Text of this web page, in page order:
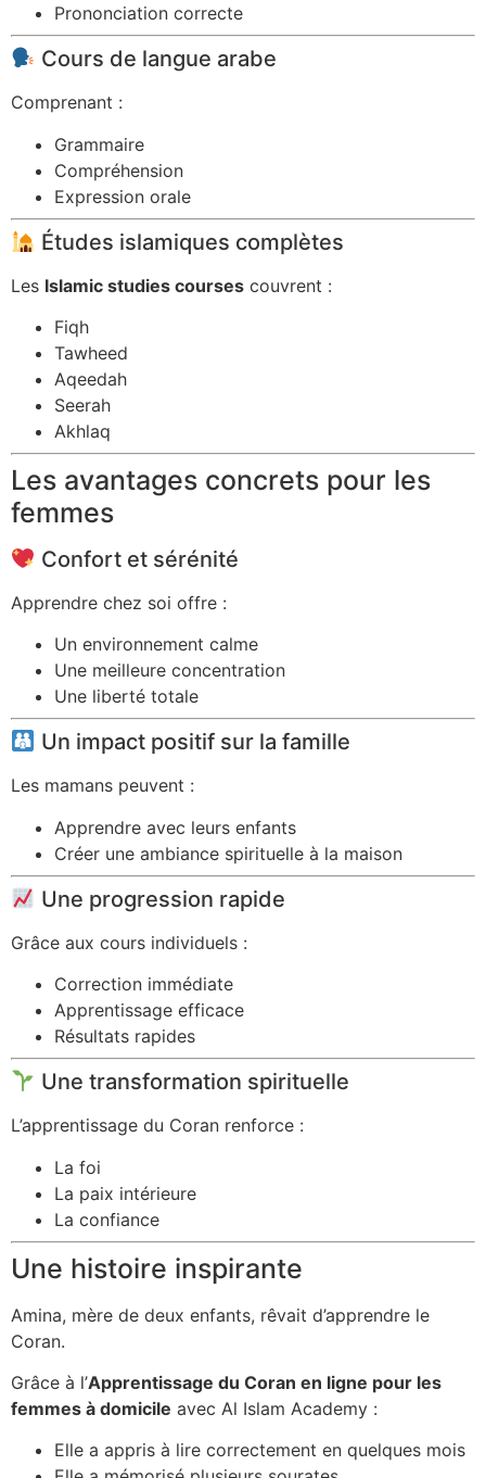
Prononciation correcte
Cours de langue arabe
Comprenant :
Grammaire
Compréhension
Expression orale
Études islamiques complètes
Les Islamic studies courses couvrent :
Fiqh
Tawheed
Aqeedah
Seerah
Akhlaq
Les avantages concrets pour les
femmes
Confort et sérénité
Apprendre chez soi offre :
Un environnement calme
Une meilleure concentration
Une liberté totale
Un impact positif sur la famille
Les mamans peuvent :
Apprendre avec leurs enfants
Créer une ambiance spirituelle à la maison
Une progression rapide
Grâce aux cours individuels :
Correction immédiate
Apprentissage efficace
Résultats rapides
Une transformation spirituelle
L’apprentissage du Coran renforce :
La foi
La paix intérieure
La confiance
Une histoire inspirante
Amina, mère de deux enfants, rêvait d’apprendre le
Coran.
Grâce à l’Apprentissage du Coran en ligne pour les
femmes à domicile avec Al Islam Academy :
Elle a appris à lire correctement en quelques mois